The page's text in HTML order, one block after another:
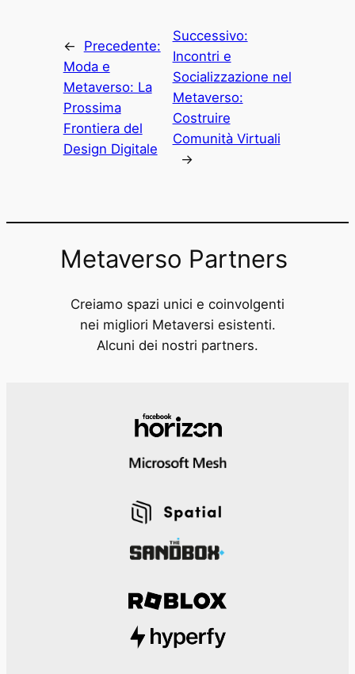
←
Precedente:
Moda e
Metaverso: La
Prossima
Frontiera del
Design Digitale
Successivo:
Incontri e
Socializzazione nel
Metaverso:
Costruire
Comunità Virtuali
→
Metaverso Partners
Creiamo spazi unici e coinvolgenti
nei migliori Metaversi esistenti.
Alcuni dei nostri partners.